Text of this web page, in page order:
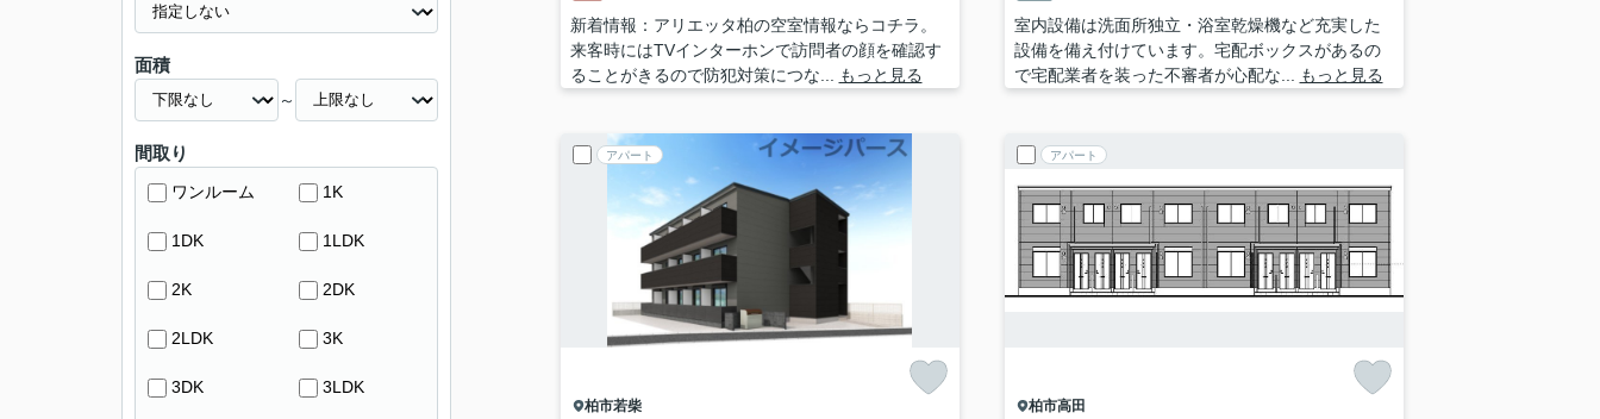
新着情報：アリエッタ柏の空室情報ならコチラ。
来客時にはTVインターホンで訪問者の顔を確認す
ることがきるので防犯対策につな...
もっと見る
室内設備は洗面所独立・浴室乾燥機など充実した
設備を備え付けています。宅配ボックスがあるの
で宅配業者を装った不審者が心配な...
もっと見る
アパート
柏市若柴
アパート
柏市高田
面積
～
間取り
ワンルーム 1K
1DK 1LDK
2K 2DK
2LDK 3K
3DK 3LDK